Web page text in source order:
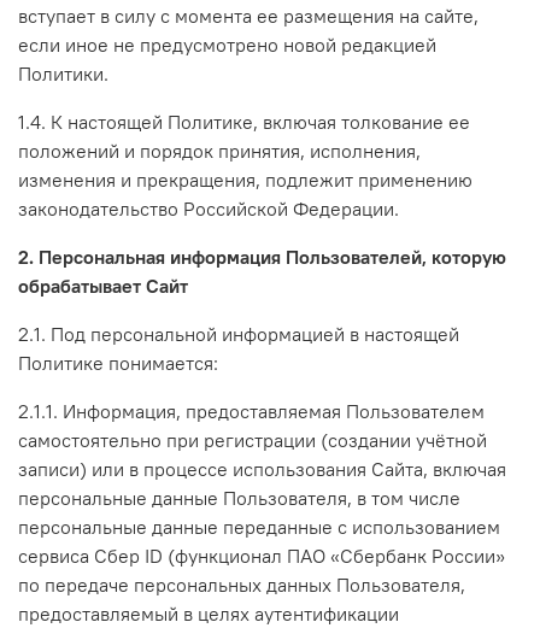
вступает в силу с момента ее размещения на сайте,
если иное не предусмотрено новой редакцией
Политики.
1.4. К настоящей Политике, включая толкование ее
положений и порядок принятия, исполнения,
изменения и прекращения, подлежит применению
законодательство Российской Федерации.
2. Персональная информация Пользователей, которую
обрабатывает Сайт
2.1. Под персональной информацией в настоящей
Политике понимается:
2.1.1. Информация, предоставляемая Пользователем
самостоятельно при регистрации (создании учётной
записи) или в процессе использования Сайта, включая
персональные данные Пользователя, в том числе
персональные данные переданные с использованием
сервиса Сбер ID (функционал ПАО «Сбербанк России»
по передаче персональных данных Пользователя,
предоставляемый в целях аутентификации